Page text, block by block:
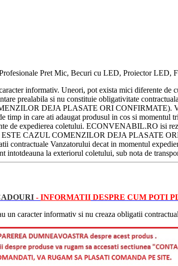
Pret Mic, Becuri cu LED, Proiector LED,
informativ. Uneori, pot exista mici diferente
prealabila si nu constituie obligativitate
DEJA PLASATE ORI CONFIRMATE). Va
timp in care ati adaugat produsul in cos si momentul
de expedierea coletului. ECONVENABIL.RO isi
CAZUL COMENZILOR DEJA PLASATE ORI
contractuale Vanzatorului decat in momentul
intotdeauna la exteriorul coletului, sub nota de
- INFORMATII DESPRE CUM POTI
un caracter informativ si nu creaza obligatii